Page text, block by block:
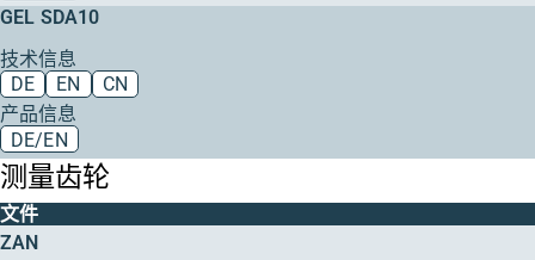
GEL SDA10
技术信息
DE
EN
CN
产品信息
DE/EN
测量齿轮
文件
ZAN